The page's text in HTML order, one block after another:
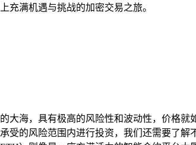
充满机遇与挑战的加密交易之旅。
海，具有极高的风险性和波动性，价格
的风险范围内进行投资，我们还需要了